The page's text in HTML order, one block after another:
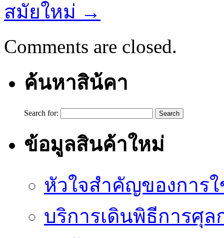
สมัยใหม่ →
Comments are closed.
ค้นหาสิน้คา
Search for:
ข้อมูลสินค้าใหม่
หัวใจสำคัญของการ
บริการเดินพิธีการศุล